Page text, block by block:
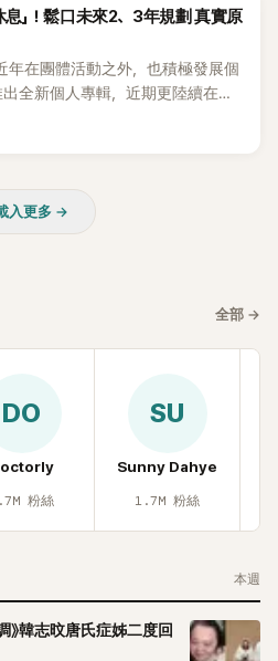
」！鬆口未來2、3年規劃 真實原
年在團體活動之外，也積極發展個
全新個人專輯，近期更陸續在演
高度期待。不過，她近日受訪時
入更多 →
全部 →
DO
粉絲
SU
Sunny Dahye
1.7M 粉絲
本週
》韓志旼唐氏症姊二度回